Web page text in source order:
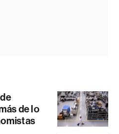
de lo